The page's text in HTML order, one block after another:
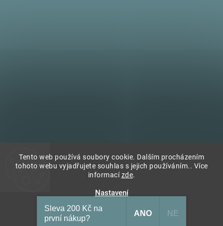
Tento web používá soubory cookie. Dalším procházením
tohoto webu vyjadřujete souhlas s jejich používáním.. Více
informacízde.
Nastavení
Sledovat na Instagramu
Copyright 2026Village style. Všechna práva vyhrazena.
VytvořilShoptet
Sleva 200 Kč na
první nákup?
ANO NE